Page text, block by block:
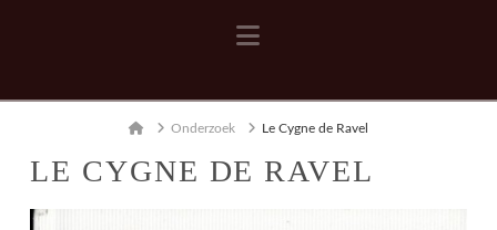
Navigation
HomeOnderzoek Le Cygne de Ravel
LE CYGNE DE RAVEL